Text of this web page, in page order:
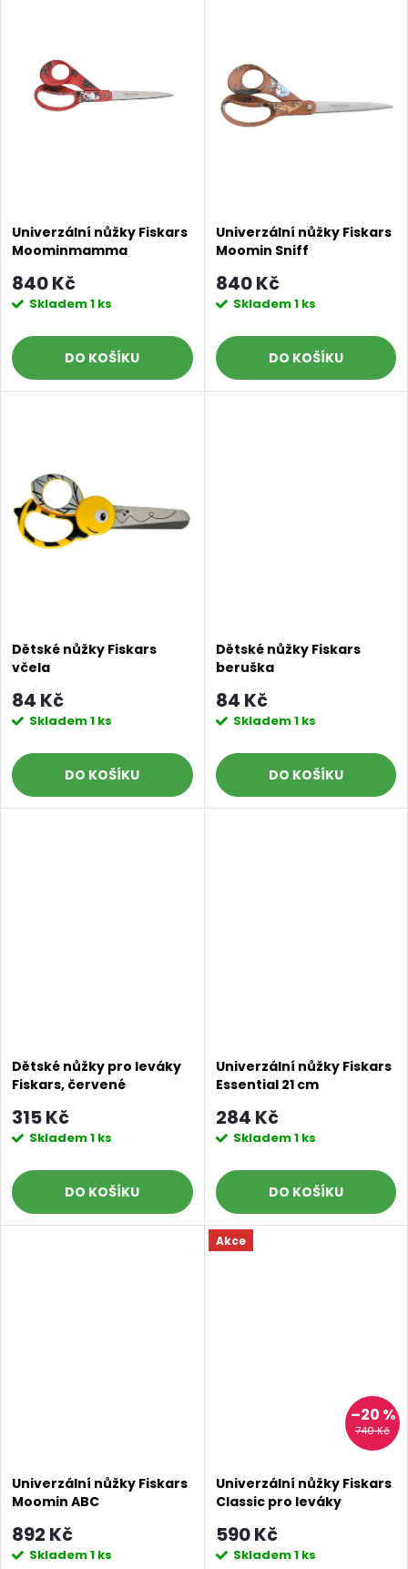
r
o
d
u
ů
p
r
o
d
u
t
ů
Univerzální nůžky Fiskars
Moominmamma
840 Kč
Skladem1 ks
DO KOŠÍKU
Univerzální nůžky Fiskars
Moomin Sniff
840 Kč
Skladem1 ks
DO KOŠÍKU
Dětské nůžky Fiskars
včela
84 Kč
Skladem1 ks
DO KOŠÍKU
Dětské nůžky Fiskars
beruška
84 Kč
Skladem1 ks
DO KOŠÍKU
Dětské nůžky pro leváky
Fiskars, červené
315 Kč
Skladem1 ks
DO KOŠÍKU
Univerzální nůžky Fiskars
Essential 21 cm
284 Kč
Skladem1 ks
DO KOŠÍKU
Univerzální nůžky Fiskars
Moomin ABC
892 Kč
Skladem1 ks
Akce
740 Kč
–20 %
Univerzální nůžky Fiskars
Classic pro leváky
590 Kč
Skladem1 ks